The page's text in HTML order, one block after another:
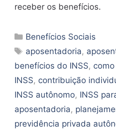
receber os benefícios.
Categorias
Benefícios Sociais
Tags
aposentadoria,
benefícios do INSS,
INSS, contribuição
INSS autônomo, INSS
aposentadoria,
previdência privada